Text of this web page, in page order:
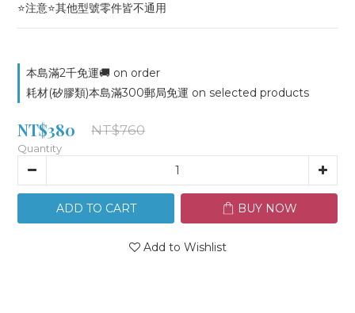
⭐注意⭐其他型號零件皆不通用
本島滿2千免運🚚 on order
耗材(矽膠類)本島滿300郵局免運 on selected products
NT$380 NT$760
Quantity
ADD TO CART BUY NOW
Add to Wishlist